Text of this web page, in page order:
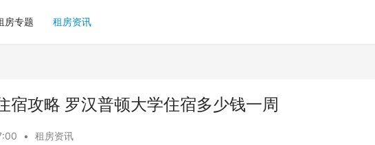
房专题 租房资讯
宿攻略 罗汉普顿大学住宿多少钱一周
• 租房资讯